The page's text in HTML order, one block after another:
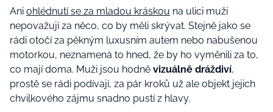
Ani ohlédnutí se za mladou kráskou na ulici muži
nepovažují za něco, co by měli skrývat. Stejně jako se
rádi otočí za pěkným luxusním autem nebo nabušenou
motorkou, neznamená to hned, že by ho vyměnili za to,
co mají doma. Muži jsou hodně vizuálně dráždiví,
prostě se rádi podívají, za pár kroků už ale objekt jejich
chvilkového zájmu snadno pustí z hlavy.